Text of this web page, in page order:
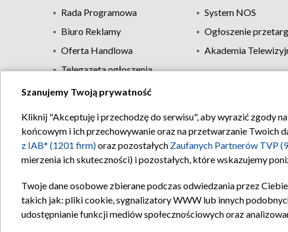
Rada Programowa
System NOS
Biuro Reklamy
Ogłoszenie
Oferta Handlowa
Akademia
Telegazeta ogłoszenia
Regulamin TVP
Szanujemy Twoją prywatność
Kliknij "Akceptuję i przechodzę do serwisu", aby wyrazić zgody
końcowym i ich przechowywanie oraz na przetwarzanie Twoich
z IAB* (1201 firm)oraz pozostałych Zaufanych Partnerów TVP
mierzenia ich skuteczności) i pozostałych, które wskazujemy
Twoje dane osobowe zbierane podczas odwiedzania przez
takich jak: pliki cookie, sygnalizatory WWW lub innych
udostępnianie funkcji mediów społecznościowych oraz